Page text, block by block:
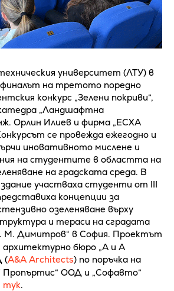
университет (ЛТУ) в
на третото поредно
конкурс „Зелени покриви“,
„Ландшафтна
Орлин Илиев и фирма „ЕСХА
се провежда ежегодно и
иновативното мислене и
на студентите в областта на
на градската среда. В
участваха студенти от III
концепции за
озеленяване върху
и тераси на сградата
М. Димитров“ в София. Проектът
бюро „А и А
(A&A Architects) по поръчка на
Пропъртис“ ООД и „Софавто“
тук.